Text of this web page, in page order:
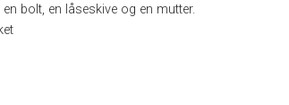
bolt, en låseskive og en mutter.